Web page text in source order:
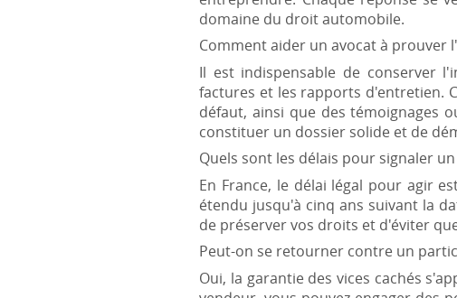
domaine du droit automobile.
Comment aider un avocat à prouver
Il est indispensable de conserver
factures et les rapports d'entretien.
défaut, ainsi que des témoignages
constituer un dossier solide et de
Quels sont les délais pour signaler un
En France, le délai légal pour agir
étendu jusqu'à cinq ans suivant la
de préserver vos droits et d'éviter
Peut-on se retourner contre un
Oui, la garantie des vices cachés